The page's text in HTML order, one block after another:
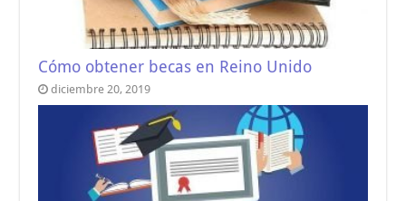
Cómo obtener becas en Reino Unido
diciembre 20, 2019